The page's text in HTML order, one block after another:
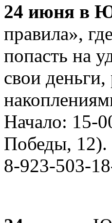
24 июня в
правила»,
попасть на
свои
Начало: 15-
Победы, 12).
8-923-503-